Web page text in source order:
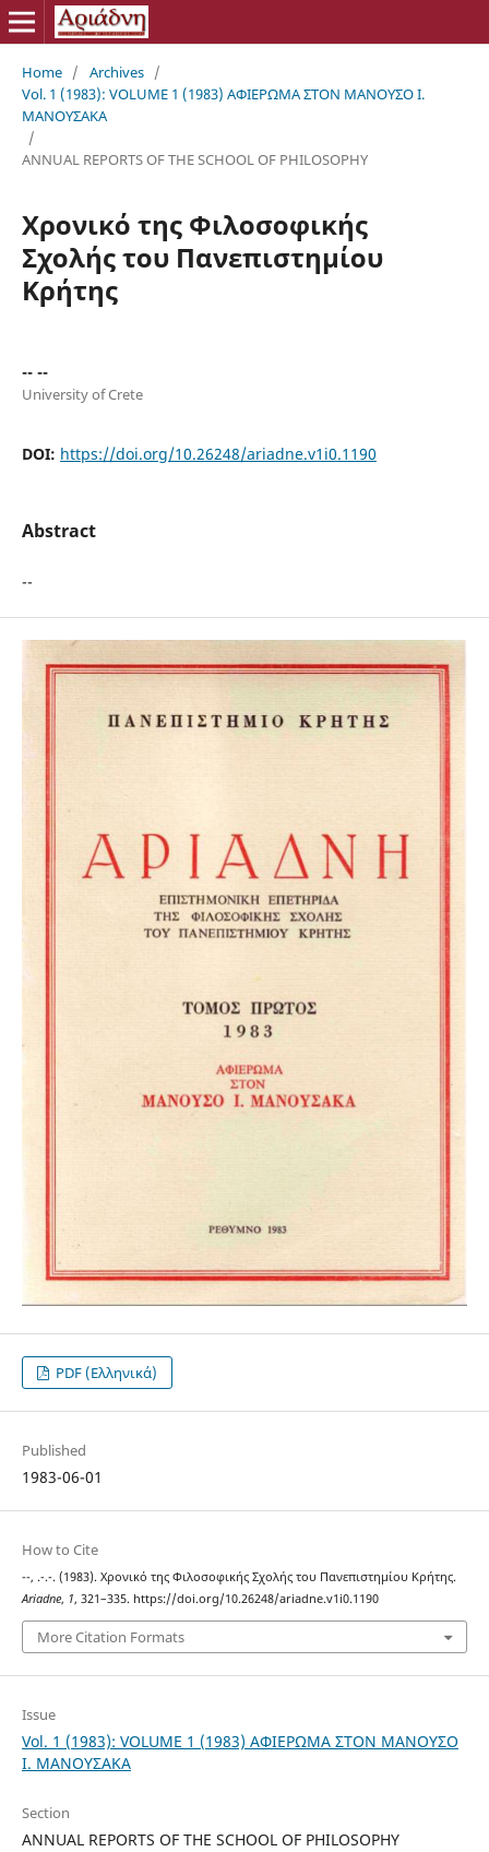
Home / Archives /
Vol. 1 (1983): VOLUME 1 (1983) ΑΦΙΕΡΩΜΑ ΣΤΟΝ ΜΑΝΟΥΣΟ Ι.
ΜΑΝΟΥΣΑΚΑ
/
ANNUAL REPORTS OF THE SCHOOL OF PHILOSOPHY
Χρονικό της Φιλοσοφικής
Σχολής του Πανεπιστημίου
Κρήτης
-- --
University of Crete
DOI: https://doi.org/10.26248/ariadne.v1i0.1190
Abstract
--
PDF (Ελληνικά)
Published
1983-06-01
How to Cite
--, .-.-. (1983). Χρονικό της Φιλοσοφικής Σχολής του Πανεπιστημίου Κρήτης.
Ariadne, 1, 321–335. https://doi.org/10.26248/ariadne.v1i0.1190
More Citation Formats
Issue
Vol. 1 (1983): VOLUME 1 (1983) ΑΦΙΕΡΩΜΑ ΣΤΟΝ ΜΑΝΟΥΣΟ
Ι. ΜΑΝΟΥΣΑΚΑ
Section
ANNUAL REPORTS OF THE SCHOOL OF PHILOSOPHY